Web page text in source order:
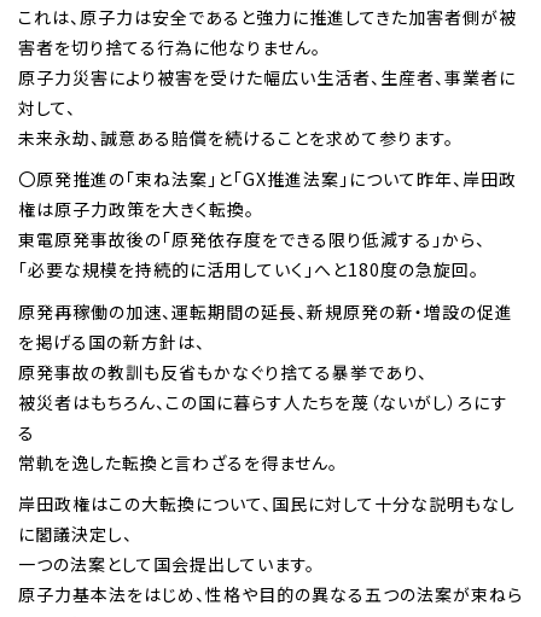
これは、原子力は安全であると強力に推進してきた加害者側が被
害者を切り捨てる行為に他なりません。
原子力災害により被害を受けた幅広い生活者、生産者、事業者に
対して、
未来永劫、誠意ある賠償を続けることを求めて参ります。
〇原発推進の「束ね法案」と「GX推進法案」について昨年、岸田政
権は原子力政策を大きく転換。
東電原発事故後の「原発依存度をできる限り低減する」から、
「必要な規模を持続的に活用していく」へと180度の急旋回。
原発再稼働の加速、運転期間の延長、新規原発の新・増設の促進
を掲げる国の新方針は、
原発事故の教訓も反省もかなぐり捨てる暴挙であり、
被災者はもちろん、この国に暮らす人たちを蔑（ないがし）ろにす
る
常軌を逸した転換と言わざるを得ません。
岸田政権はこの大転換について、国民に対して十分な説明もなし
に閣議決定し、
一つの法案として国会提出しています。
原子力基本法をはじめ、性格や目的の異なる五つの法案が束ねら